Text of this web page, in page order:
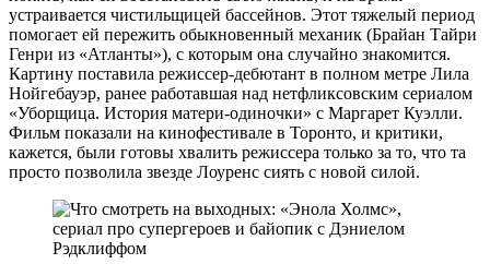
устраивается чистильщицей бассейнов. Этот тяжелый период
помогает ей пережить обыкновенный механик (Брайан Тайри
Генри из «Атланты»), с которым она случайно знакомится.
Картину поставила режиссер-дебютант в полном метре Лила
Нойгебауэр, ранее работавшая над нетфликсовским сериалом
«Уборщица. История матери-одиночки» с Маргарет Куэлли.
Фильм показали на кинофестивале в Торонто, и критики,
кажется, были готовы хвалить режиссера только за то, что та
просто позволила звезде Лоуренс сиять с новой силой.